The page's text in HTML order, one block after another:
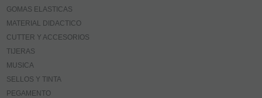
GOMAS ELASTICAS
MATERIAL DIDACTICO
CUTTER Y ACCESORIOS
TIJERAS
MUSICA
SELLOS Y TINTA
PEGAMENTO